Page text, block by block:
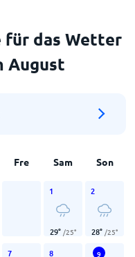
das Wetter
August
Fre Sam Son
1
29° /25°
2
28° /25°
7 8 9